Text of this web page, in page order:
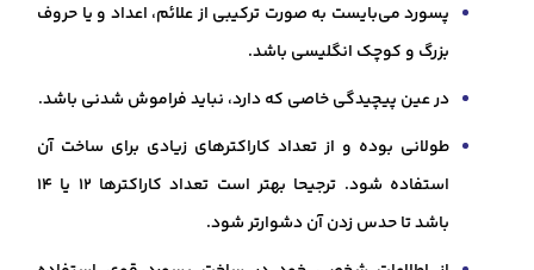
پسورد می‌بایست به صورت ترکیبی از علائم، اعداد و یا حروف
بزرگ و کوچک انگلیسی باشد.
در عین پیچیدگی خاصی که دارد، نباید فراموش شدنی باشد.
طولانی بوده و از تعداد کاراکتر‌های زیادی برای ساخت آن
استفاده شود. ترجیحا بهتر است تعداد کاراکتر‌ها ۱۲ یا ۱۴
باشد تا حدس زدن آن دشوارتر شود.